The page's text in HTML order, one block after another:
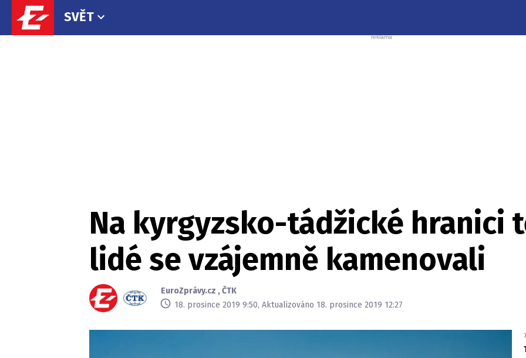
SVĚT
Na kyrgyzsko-tádžické hranici
lidé se vzájemně kamenovali
EuroZprávy.cz ,ČTK
18. prosince 2019 9:50, Aktualizováno 18. prosince 2019 12:27